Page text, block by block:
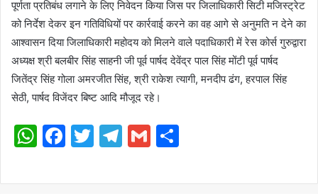
पूर्णता प्रतिबंध लगाने के लिए निवेदन किया जिस पर जिलाधिकारी सिटी मजिस्ट्रेट
को निर्देश देकर इन गतिविधियों पर कार्रवाई करने का वह आगे से अनुमति न देने का
आश्वासन दिया जिलाधिकारी महोदय को मिलने वाले पदाधिकारी में रेस कोर्स गुरुद्वारा
अध्यक्ष श्री बलबीर सिंह साहनी जी पूर्व पार्षद देवेंद्र पाल सिंह मोंटी पूर्व पार्षद
जितेंद्र सिंह गोला अमरजीत सिंह, श्री राकेश त्यागी, मनदीप ढंग, हरपाल सिंह
सेठी, पार्षद विजेंदर बिष्ट आदि मौजूद रहे।
WhatsApp
Facebook
Twitter
Telegram
Gmail